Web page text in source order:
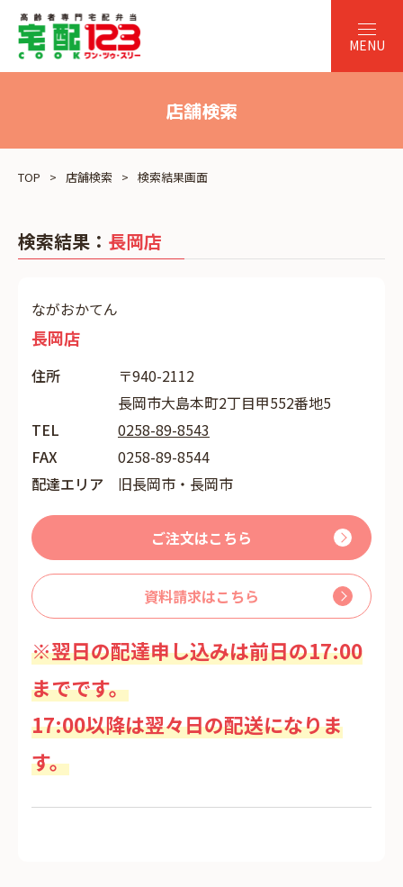
店舗検索
TOP 店舗検索 検索結果画面
検索結果： 長岡店
ながおかてん
長岡店
住所
〒940-2112
長岡市大島本町2丁目甲552番地5
TEL
0258-89-8543
FAX
0258-89-8544
配達エリア
旧長岡市・長岡市
ご注文はこちら
資料請求はこちら
※翌日の配達申し込みは前日の17:00
までです。
17:00以降は翌々日の配送になりま
す。